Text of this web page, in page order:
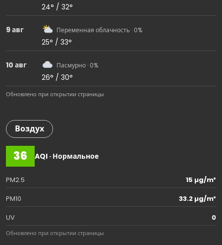
24° / 32°
9 авг Переменная облачность · 0%
25° / 33°
10 авг Пасмурно · 0%
26° / 30°
Обновлено при открытии страницы
Воздух
36 AQI · Нормальное
PM2.5
15 µg/m³
PM10
33.2 µg/m³
UV
0
Обновлено при открытии страницы